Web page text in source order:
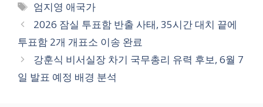
Tags
엄지영 애국가
2026 잠실 투표함 반출 사태, 35시간 대치 끝에
투표함 2개 개표소 이송 완료
강훈식 비서실장 차기 국무총리 유력 후보, 6월 7
일 발표 예정 배경 분석